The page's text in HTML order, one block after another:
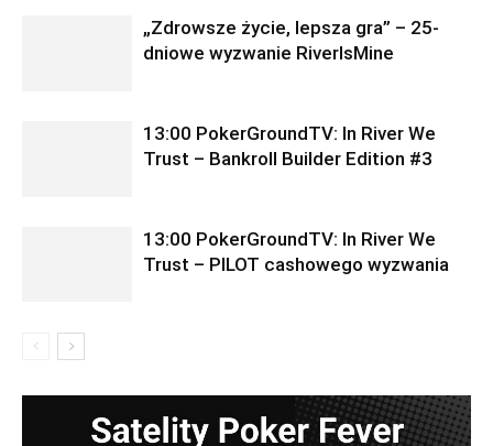
„Zdrowsze życie, lepsza gra” – 25-
dniowe wyzwanie RiverIsMine
13:00 PokerGroundTV: In River We
Trust – Bankroll Builder Edition #3
13:00 PokerGroundTV: In River We
Trust – PILOT cashowego wyzwania